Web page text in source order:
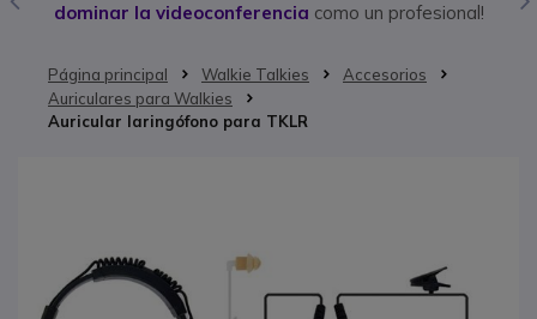
dominar la videoconferencia como un profesional!
Página principal Walkie Talkies
Accesorios
Auriculares para Walkies
Auricular laringófono para TKLR